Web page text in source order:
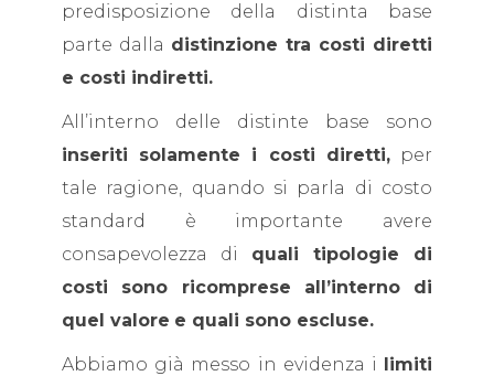
predisposizione della distinta base
parte dalla distinzione tra costi diretti
e costi indiretti.
All’interno delle distinte base sono
inseriti solamente i costi diretti,per
tale ragione, quando si parla di costo
standard è importante avere
consapevolezza di quali tipologie di
costi sono ricomprese all’interno di
quel valore e quali sono escluse.
Abbiamo già messo in evidenza i limiti